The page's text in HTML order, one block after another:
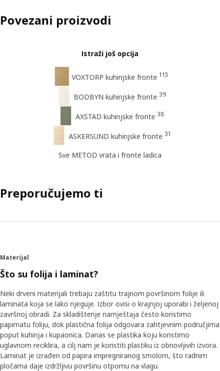
Povezani proizvodi
Istraži još opcija
VOXTORP kuhinjske fronte 115
BODBYN kuhinjske fronte 39
AXSTAD kuhinjske fronte 38
ASKERSUND kuhinjske fronte 31
Sve METOD vrata i fronte ladica
Preporučujemo ti
Materijal
Što su folija i laminat?
Neki drveni materijali trebaju zaštitu trajnom površinom folije ili
laminata koja se lako njeguje. Izbor ovisi o krajnjoj uporabi i željenoj
završnoj obradi. Za skladištenje namještaja često koristimo
papirnatu foliju, dok plastična folija odgovara zahtjevnim područjima
poput kuhinja i kupaonica. Danas se plastika koju koristimo
uglavnom reciklira, a cilj nam je koristiti plastiku iz obnovljivih izvora.
Laminat je izrađen od papira impregniranog smolom, što radnim
pločama daje izdržljivu površinu otpornu na vlagu.